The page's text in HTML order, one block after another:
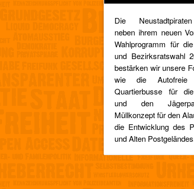
Die
neben ihrem neuen
Wahlprogramm für
und Bezirksratswahl
bestärken wir unsere
wie die Autofreie
Quartierbusse für
und den
Müllkonzept für den
die Entwicklung des
und Alten